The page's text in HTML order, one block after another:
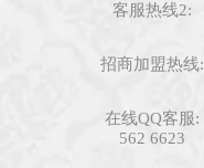
客服热线2:
招商加盟热线:
在线QQ客服:
562 6623